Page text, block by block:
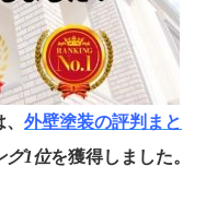
外壁塗装の評判まと
グ1位を獲得しました。